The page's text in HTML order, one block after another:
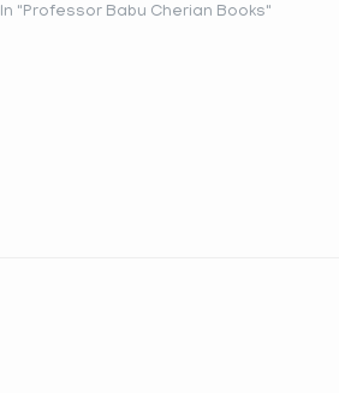
In "Professor Babu Cherian Books"